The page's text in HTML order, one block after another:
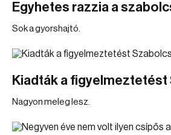
Egyhetes razzia a
Sok a gyorshajtó.
Kiadták a figyelmeztetést
Nagyon meleg lesz.